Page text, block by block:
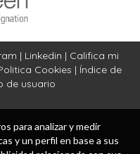
| Linkedin | Califica mi
Cookies | Índice de
de usuario
para analizar y medir
y un perfil en base a sus